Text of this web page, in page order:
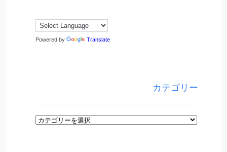
Powered by Translate
カテゴリー
カ